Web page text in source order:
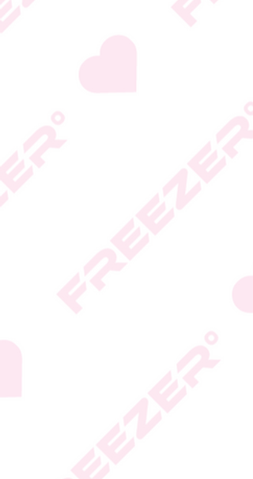
היצרן או גוף הכשרות;
המידע המעודכן מופיע על
* טעות סופר בתיאור המוצר
* ט.ל.ח.